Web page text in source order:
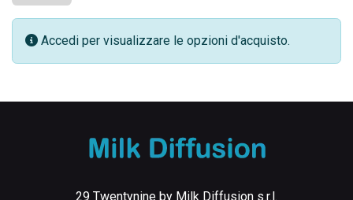
Accedi per visualizzare le opzioni d'acquisto.
29 Twentynine by Milk Diffusion s.r.l.